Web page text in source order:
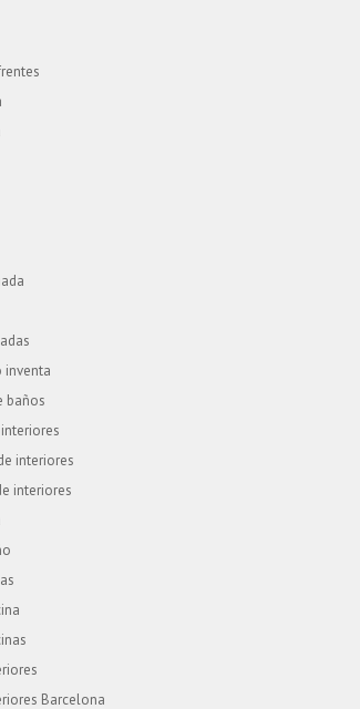
inventa
baños
interiores
interiores
Barcelona